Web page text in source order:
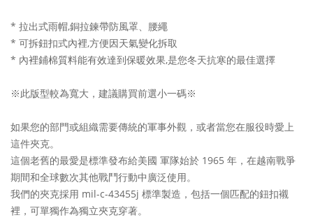
* 拉出式雨帽,銅拉鍊帶防風罩、腰繩
* 可拆鈕扣式內裡,方便因天氣變化拆取
* 內裡鋪棉質料能有效達到保暖效果,是您冬天抗寒的最佳選擇
※此版型較為寬大，建議購買前選小一碼※
如果您的部門或組織需要傳統的軍事外觀，或者當您在服役時愛上
這件夾克。
這個老舊的最愛是標準發布給美國 軍隊始於 1965 年，在越南戰爭
期間和全球數次其他戰鬥行動中廣泛使用。
我們的夾克採用 mil-c-43455j 標準製造，包括一個匹配的鈕扣襯
裡，可單獨作為獨立夾克穿著。